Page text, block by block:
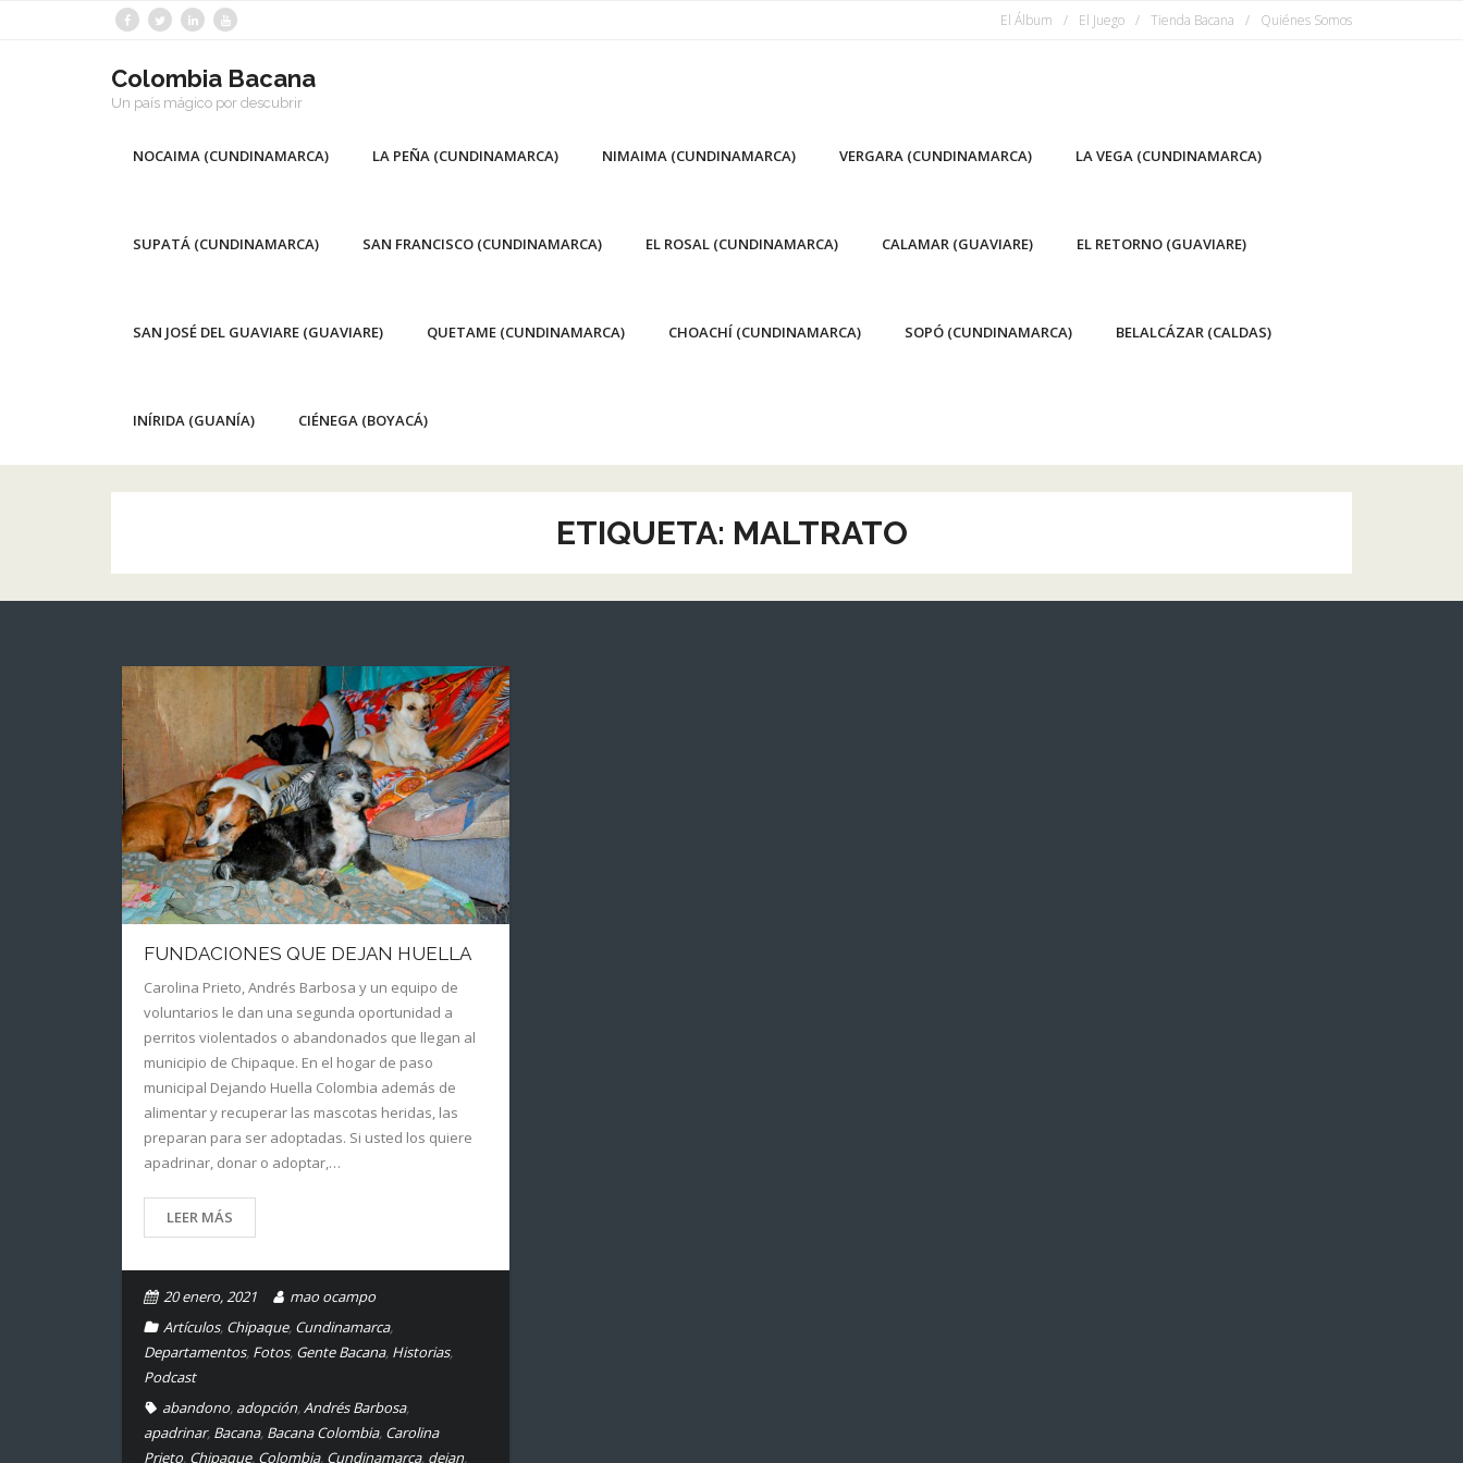
El Álbum El Juego Tienda Bacana Quiénes Somos
Colombia Bacana
Un país mágico por descubrir
NOCAIMA (CUNDINAMARCA) LA PEÑA (CUNDINAMARCA) NIMAIMA (CUNDINAMARCA) VERGARA (CUNDINAMARCA) LA VEGA (CUNDINAMARCA)
SUPATÁ (CUNDINAMARCA) SAN FRANCISCO (CUNDINAMARCA) EL ROSAL (CUNDINAMARCA) CALAMAR (GUAVIARE) EL RETORNO (GUAVIARE)
SAN JOSÉ DEL GUAVIARE (GUAVIARE) QUETAME (CUNDINAMARCA) CHOACHÍ (CUNDINAMARCA) SOPÓ (CUNDINAMARCA) BELALCÁZAR (CALDAS)
INÍRIDA (GUANÍA) CIÉNEGA (BOYACÁ)
ETIQUETA: MALTRATO
FUNDACIONES QUE DEJAN HUELLA
Carolina Prieto, Andrés Barbosa y un equipo de
voluntarios le dan una segunda oportunidad a
perritos violentados o abandonados que llegan al
municipio de Chipaque. En el hogar de paso
municipal Dejando Huella Colombia además de
alimentar y recuperar las mascotas heridas, las
preparan para ser adoptadas. Si usted los quiere
apadrinar, donar o adoptar,…
LEER MÁS
20 enero, 2021
mao ocampo
Artículos, Chipaque, Cundinamarca,
Departamentos, Fotos, Gente Bacana, Historias,
Podcast
abandono, adopción,Andrés Barbosa,
apadrinar, Bacana, Bacana Colombia, Carolina
Prieto, Chipaque, Colombia, Cundinamarca, dejan,